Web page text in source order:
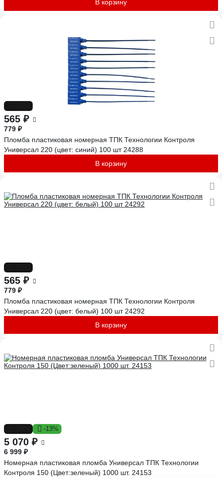
В корзину
565 ₽
779 ₽
Пломба пластиковая номерная ТПК Технологии Контроля
Универсал 220 (цвет: синий) 100 шт 24288
В корзину
565 ₽
779 ₽
Пломба пластиковая номерная ТПК Технологии Контроля
Универсал 220 (цвет: белый) 100 шт 24292
В корзину
-13%
5 070 ₽
6 999 ₽
Номерная пластиковая пломба Универсал ТПК Технологии
Контроля 150 (Цвет:зеленый) 1000 шт. 24153